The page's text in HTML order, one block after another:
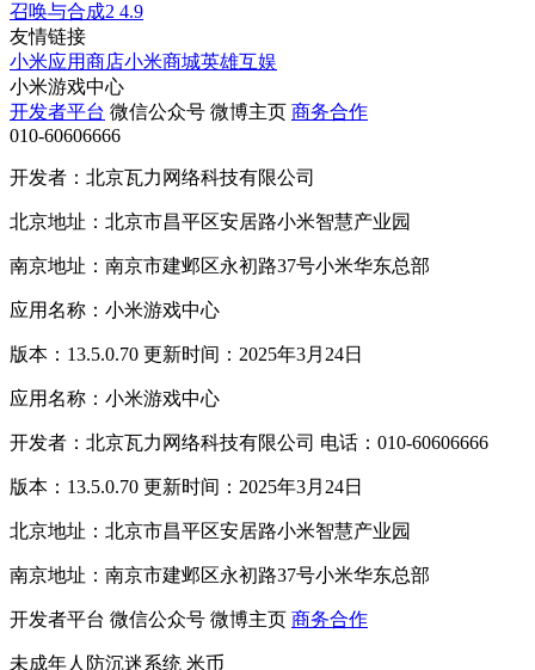
召唤与合成2 4.9
友情链接
小米应用商店小米商城英雄互娱
小米游戏中心
开发者平台 微信公众号 微博主页 商务合作
010-60606666
开发者：北京瓦力网络科技有限公司
北京地址：北京市昌平区安居路小米智慧产业园
南京地址：南京市建邺区永初路37号小米华东总部
应用名称：小米游戏中心
版本：13.5.0.70 更新时间：2025年3月24日
应用名称：小米游戏中心
开发者：北京瓦力网络科技有限公司 电话：010-60606666
版本：13.5.0.70 更新时间：2025年3月24日
北京地址：北京市昌平区安居路小米智慧产业园
南京地址：南京市建邺区永初路37号小米华东总部
开发者平台 微信公众号 微博主页 商务合作
未成年人防沉迷系统 米币